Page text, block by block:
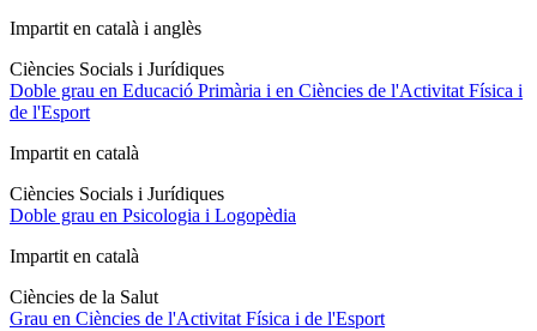
Impartit en català i anglès
Ciències Socials i Jurídiques
Doble grau en Educació Primària i en Ciències de l'Activitat Física i
de l'Esport
Impartit en català
Ciències Socials i Jurídiques
Doble grau en Psicologia i Logopèdia
Impartit en català
Ciències de la Salut
Grau en Ciències de l'Activitat Física i de l'Esport